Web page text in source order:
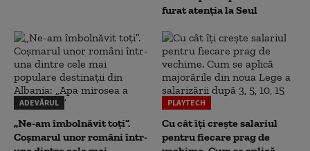
furat atenția la Seul
ADEVĂRUL
„Ne-am îmbolnăvit toți”.
Coșmarul unor români într-
PLAYTECH
Cu cât îți crește salariul
pentru fiecare prag de